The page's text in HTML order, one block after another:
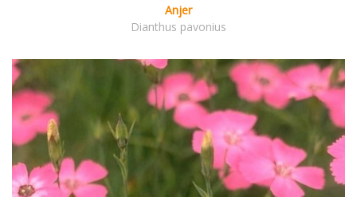
Anjer
Dianthus pavonius